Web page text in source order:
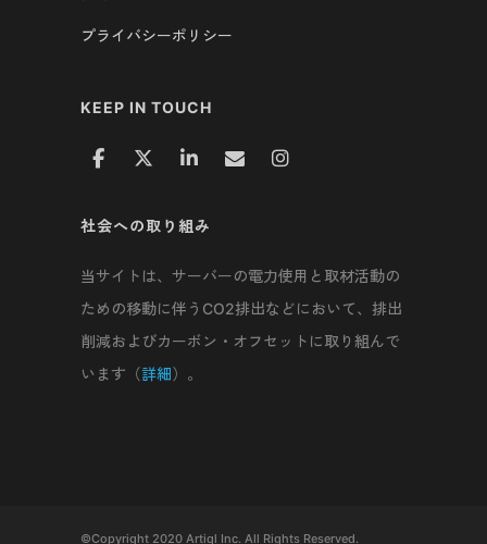
プライバシーポリシー
KEEP IN TOUCH
社会への取り組み
当サイトは、サーバーの電力使用と取材活動の
ための移動に伴うCO2排出などにおいて、排出
削減およびカーボン・オフセットに取り組んで
います（詳細）。
©Copyright 2020 Artiql Inc. All Rights Reserved.